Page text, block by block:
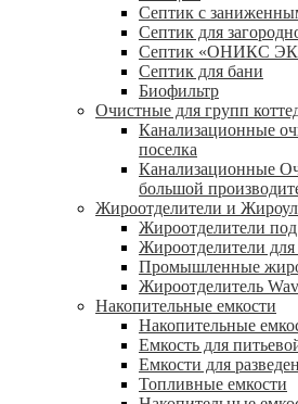
Септик с
Септик для
Септик «ОНИКС
Септик для бани
Биофильтр
Очистные для групп
Канализационные
поселка
Канализационные
большой
Жироотделители и
Жироотделители
Жироотделители для
Промышленные
Жироотделитель
Накопительные емкости
Накопительные
Емкость для
Емкости для
Топливные емкости